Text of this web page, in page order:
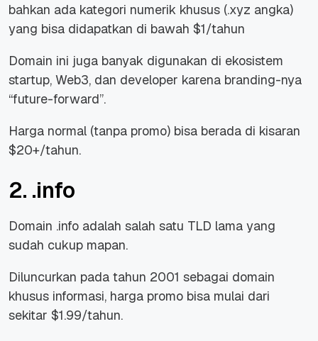
bahkan ada kategori numerik khusus (.xyz angka)
yang bisa didapatkan di bawah $1/tahun
Domain ini juga banyak digunakan di ekosistem
startup, Web3, dan developer karena branding-nya
“future-forward”.
Harga normal (tanpa promo) bisa berada di kisaran
$20+/tahun.
2. .info
Domain .info adalah salah satu TLD lama yang
sudah cukup mapan.
Diluncurkan pada tahun 2001 sebagai domain
khusus informasi, harga promo bisa mulai dari
sekitar $1.99/tahun.